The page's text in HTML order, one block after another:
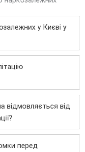
у Києві у
від
перед